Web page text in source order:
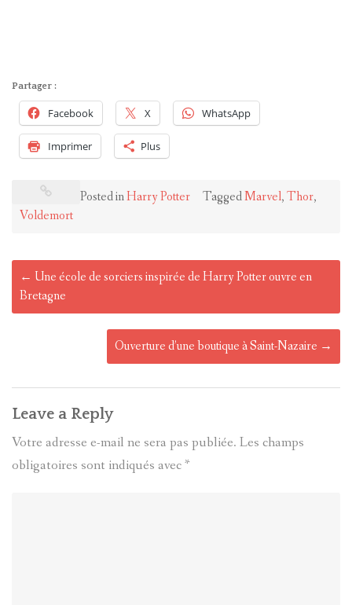
Partager :
Facebook X WhatsApp
Imprimer Plus
Posted inHarry Potter TaggedMarvel,Thor,
Voldemort
Post
navigation
← Une école de sorciers inspirée de Harry Potter ouvre en
Bretagne
Ouverture d’une boutique à Saint-Nazaire →
Leave a Reply
Votre adresse e-mail ne sera pas publiée. Les champs
obligatoires sont indiqués avec*